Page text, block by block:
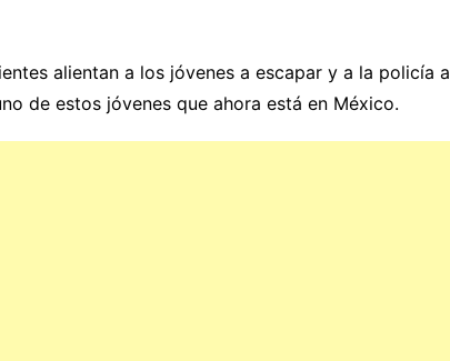
alientan a los jóvenes a escapar y a la policía a
de estos jóvenes que ahora está en México.